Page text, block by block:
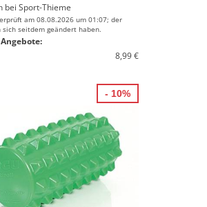
bei Sport-Thieme
am 08.08.2026 um 01:07; der
sich seitdem geändert haben.
8,99 €
- 10%